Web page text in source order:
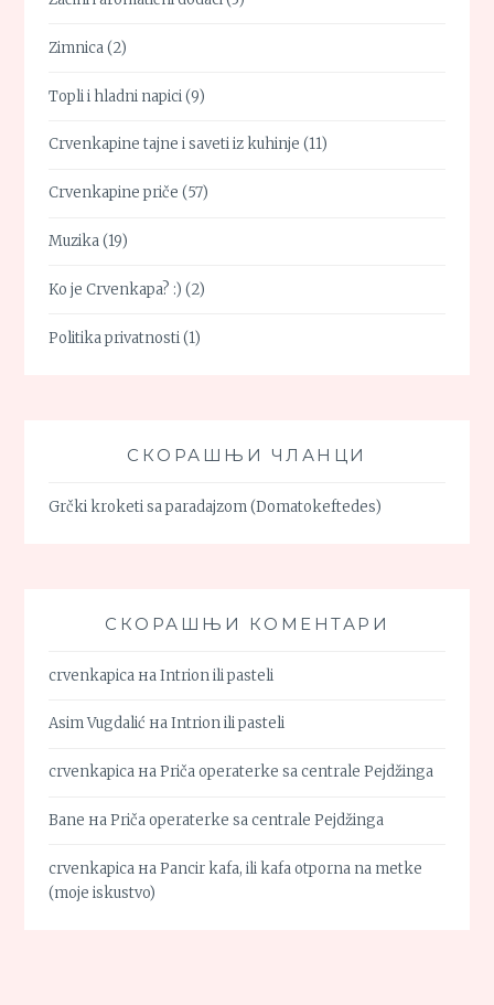
Zimnica(2)
Topli i hladni napici(9)
Crvenkapine tajne i saveti iz kuhinje (11)
Crvenkapine priče (57)
Muzika(19)
Ko je Crvenkapa? :) (2)
Politika privatnosti(1)
СКОРАШЊИ ЧЛАНЦИ
Grčki kroketi sa paradajzom (Domatokeftedes)
СКОРАШЊИ КОМЕНТАРИ
crvenkapica наIntrion ili pasteli
Asim Vugdalić наIntrion ili pasteli
crvenkapica наPriča operaterke sa centrale Pejdžinga
Bane наPriča operaterke sa centrale Pejdžinga
crvenkapica наPancir kafa, ili kafa otporna na metke
(moje iskustvo)